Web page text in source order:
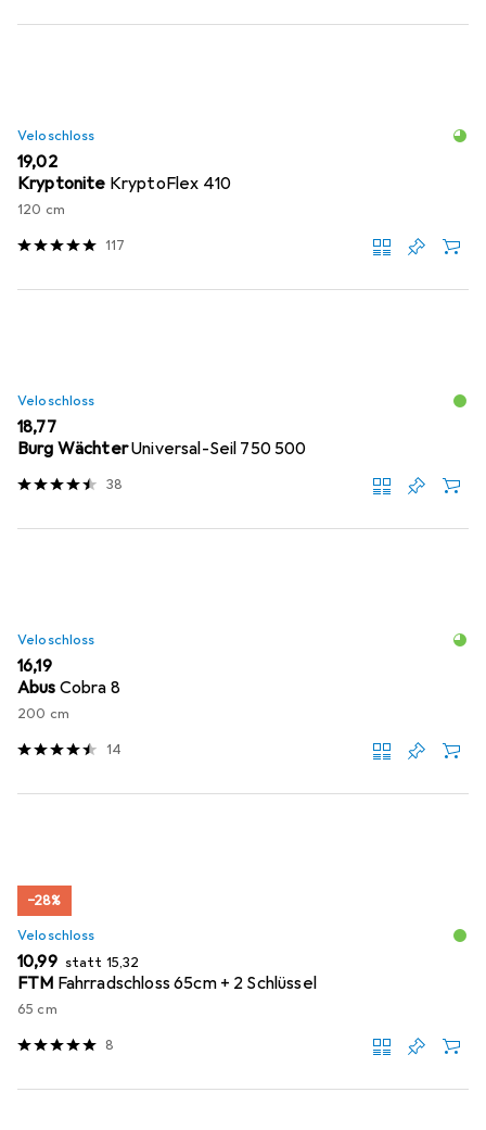
Veloschloss
EUR
19,02
Kryptonite KryptoFlex 410
120 cm
117
Veloschloss
EUR
18,77
Burg WächterUniversal-Seil 750 500
38
Veloschloss
EUR
16,19
Abus Cobra 8
200 cm
14
−28%
Veloschloss
EUR
10,99 statt EUR
15,32
FTM Fahrradschloss 65cm + 2 Schlüssel
65 cm
8